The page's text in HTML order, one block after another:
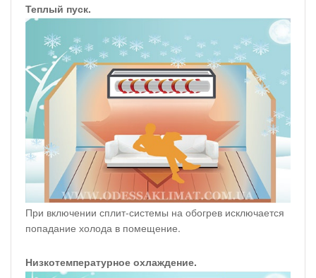
Теплый пуск.
При включении сплит-системы на обогрев исключается
попадание холода в помещение.
Низкотемпературное охлаждение.